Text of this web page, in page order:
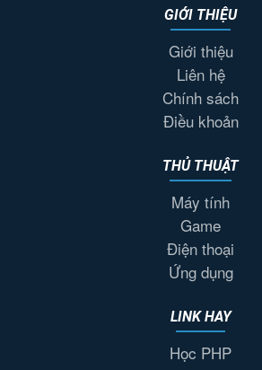
GIỚI THIỆU
Giới thiệu
Liên hệ
Chính sách
Điều khoản
THỦ THUẬT
Máy tính
Game
Điện thoại
Ứng dụng
LINK HAY
Học PHP